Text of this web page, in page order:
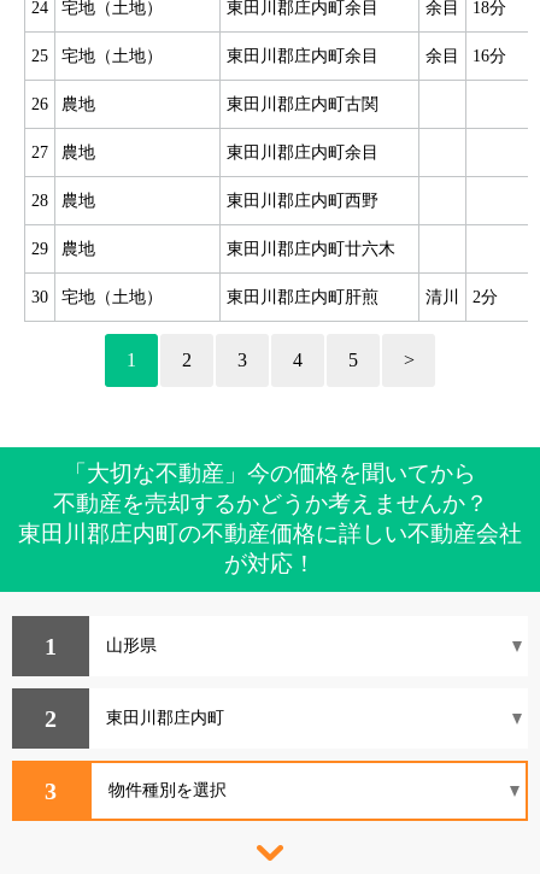
24 宅地（土地） 東田川郡庄内町余目 余目 18分
25 宅地（土地） 東田川郡庄内町余目 余目 16分
26 農地 東田川郡庄内町古関
27 農地 東田川郡庄内町余目
28 農地 東田川郡庄内町西野
29 農地 東田川郡庄内町廿六木
30 宅地（土地） 東田川郡庄内町肝煎 清川 2分
1 2 3 4 5 >
「大切な不動産」今の価格を聞いてから
不動産を売却するかどうか考えませんか？
東田川郡庄内町の不動産価格に詳しい不動産会社
が対応！
1
2
3